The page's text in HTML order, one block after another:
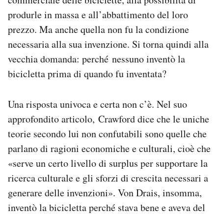
produrle in massa e all’abbattimento del loro
prezzo. Ma anche quella non fu la condizione
necessaria alla sua invenzione. Si torna quindi alla
vecchia domanda: perché nessuno inventò la
bicicletta prima di quando fu inventata?
Una risposta univoca e certa non c’è. Nel suo
approfondito articolo, Crawford dice che le uniche
teorie secondo lui non confutabili sono quelle che
parlano di ragioni economiche e culturali, cioè che
«serve un certo livello di surplus per supportare la
ricerca culturale e gli sforzi di crescita necessari a
generare delle invenzioni». Von Drais, insomma,
inventò la bicicletta perché stava bene e aveva del